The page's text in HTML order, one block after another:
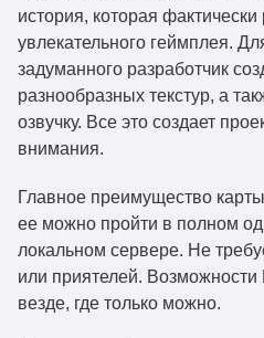
история, которая
увлекательного геймплея.
задуманного разработчик
разнообразных текстур, а
озвучку. Все это создает
внимания.
Главное преимущество
ее можно пройти в полном
локальном сервере. Не
или приятелей.
везде, где только можно.